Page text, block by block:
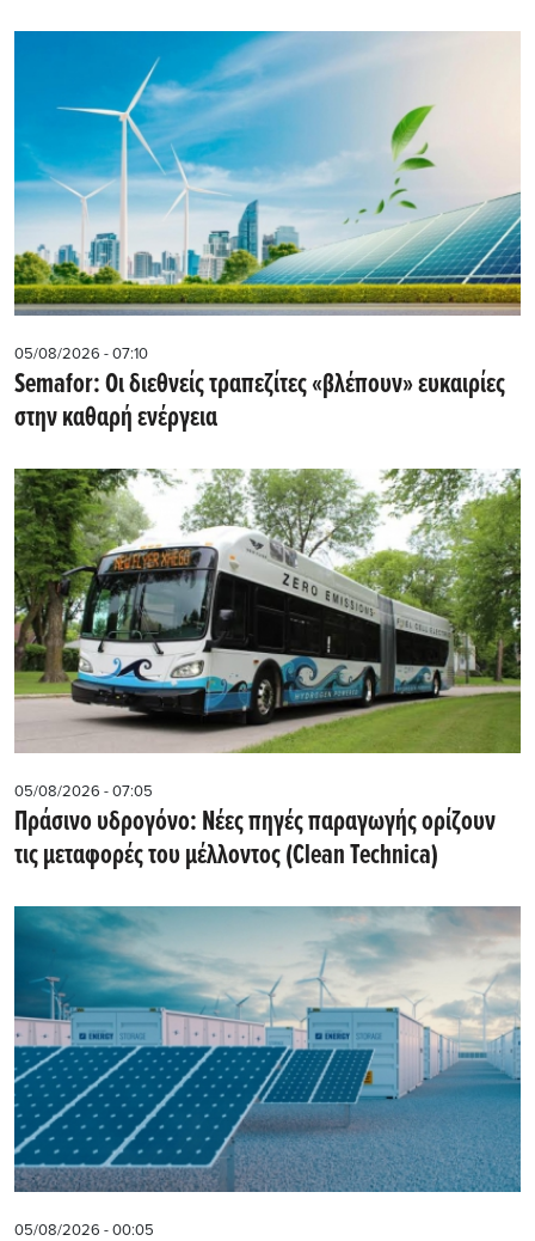
05/08/2026 - 07:10
Semafor: Οι διεθνείς τραπεζίτες «βλέπουν» ευκαιρίες
στην καθαρή ενέργεια
05/08/2026 - 07:05
Πράσινο υδρογόνο: Νέες πηγές παραγωγής ορίζουν
τις μεταφορές του μέλλοντος (Clean Technica)
05/08/2026 - 00:05